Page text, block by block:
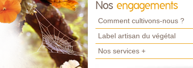
Nos engagements
Comment cultivons-nous ?
Label artisan du végétal
Nos services +